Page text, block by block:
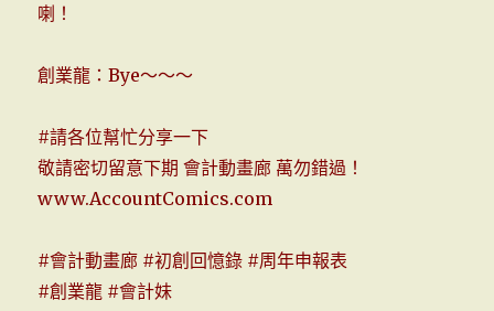
喇！
創業龍：Bye～～～
#請各位幫忙分享一下
敬請密切留意下期 會計動畫廊 萬勿錯過！
www.AccountComics.com
#會計動畫廊 #初創回憶錄 #周年申報表
#創業龍 #會計妹